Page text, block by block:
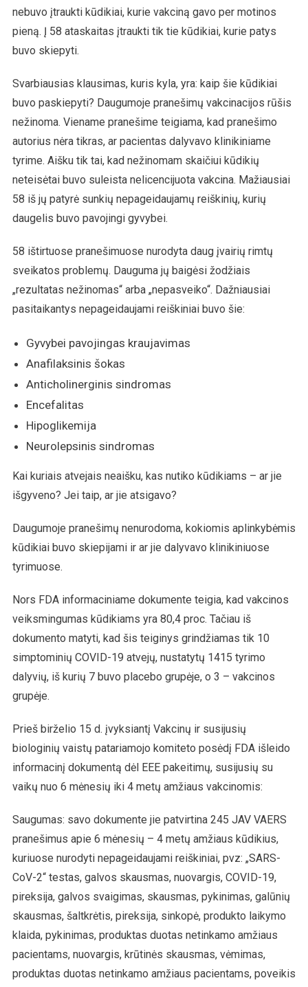
nebuvo įtraukti kūdikiai, kurie vakciną gavo per motinos
pieną. Į 58 ataskaitas įtraukti tik tie kūdikiai, kurie patys
buvo skiepyti.
Svarbiausias klausimas, kuris kyla, yra: kaip šie kūdikiai
buvo paskiepyti? Daugumoje pranešimų vakcinacijos rūšis
nežinoma. Viename pranešime teigiama, kad pranešimo
autorius nėra tikras, ar pacientas dalyvavo klinikiniame
tyrime. Aišku tik tai, kad nežinomam skaičiui kūdikių
neteisėtai buvo suleista nelicencijuota vakcina. Mažiausiai
58 iš jų patyrė sunkių nepageidaujamų reiškinių, kurių
daugelis buvo pavojingi gyvybei.
58 ištirtuose pranešimuose nurodyta daug įvairių rimtų
sveikatos problemų. Dauguma jų baigėsi žodžiais
„rezultatas nežinomas“ arba „nepasveiko“. Dažniausiai
pasitaikantys nepageidaujami reiškiniai buvo šie:
Gyvybei pavojingas kraujavimas
Anafilaksinis šokas
Anticholinerginis sindromas
Encefalitas
Hipoglikemija
Neurolepsinis sindromas
Kai kuriais atvejais neaišku, kas nutiko kūdikiams – ar jie
išgyveno? Jei taip, ar jie atsigavo?
Daugumoje pranešimų nenurodoma, kokiomis aplinkybėmis
kūdikiai buvo skiepijami ir ar jie dalyvavo klinikiniuose
tyrimuose.
Nors FDA informaciniame dokumente teigia, kad vakcinos
veiksmingumas kūdikiams yra 80,4 proc. Tačiau iš
dokumento matyti, kad šis teiginys grindžiamas tik 10
simptominių COVID-19 atvejų, nustatytų 1415 tyrimo
dalyvių, iš kurių 7 buvo placebo grupėje, o 3 – vakcinos
grupėje.
Prieš birželio 15 d. įvyksiantį Vakcinų ir susijusių
biologinių vaistų patariamojo komiteto posėdį FDA išleido
informacinį dokumentą dėl EEE pakeitimų, susijusių su
vaikų nuo 6 mėnesių iki 4 metų amžiaus vakcinomis:
Saugumas: savo dokumente jie patvirtina 245 JAV VAERS
pranešimus apie 6 mėnesių – 4 metų amžiaus kūdikius,
kuriuose nurodyti nepageidaujami reiškiniai, pvz: „SARS-
CoV-2“ testas, galvos skausmas, nuovargis, COVID-19,
pireksija, galvos svaigimas, skausmas, pykinimas, galūnių
skausmas, šaltkrėtis, pireksija, sinkopė, produkto laikymo
klaida, pykinimas, produktas duotas netinkamo amžiaus
pacientams, nuovargis, krūtinės skausmas, vėmimas,
produktas duotas netinkamo amžiaus pacientams, poveikis